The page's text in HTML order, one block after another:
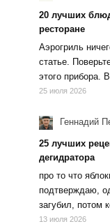
20 лучших
ресторане
Аэрогриль
статье.
этого прибора.
25 июля 2026
Геннадий
25 лучших
дегидратора
про то что
подтверждаю,
загубил, потом
13 июля 2026